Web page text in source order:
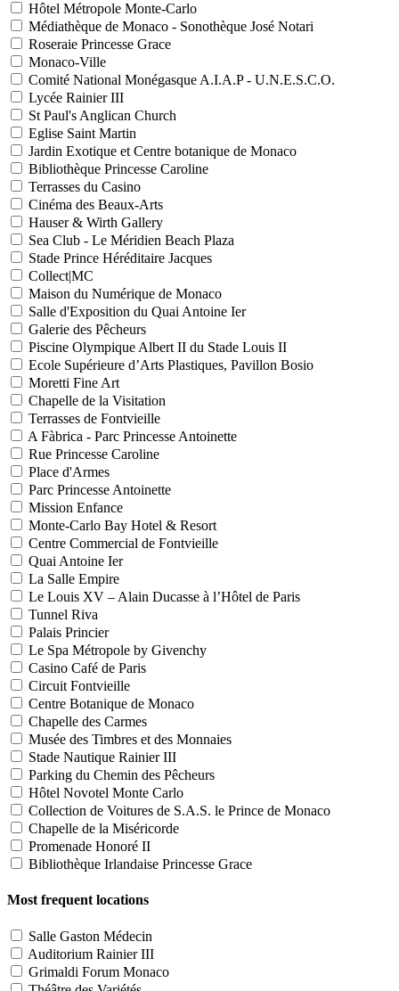
Hôtel Métropole Monte-Carlo
Médiathèque de Monaco - Sonothèque José Notari
Roseraie Princesse Grace
Monaco-Ville
Comité National Monégasque A.I.A.P - U.N.E.S.C.O.
Lycée Rainier III
St Paul's Anglican Church
Eglise Saint Martin
Jardin Exotique et Centre botanique de Monaco
Bibliothèque Princesse Caroline
Terrasses du Casino
Cinéma des Beaux-Arts
Hauser & Wirth Gallery
Sea Club - Le Méridien Beach Plaza
Stade Prince Héréditaire Jacques
Collect|MC
Maison du Numérique de Monaco
Salle d'Exposition du Quai Antoine Ier
Galerie des Pêcheurs
Piscine Olympique Albert II du Stade Louis II
Ecole Supérieure d’Arts Plastiques, Pavillon Bosio
Moretti Fine Art
Chapelle de la Visitation
Terrasses de Fontvieille
A Fàbrica - Parc Princesse Antoinette
Rue Princesse Caroline
Place d'Armes
Parc Princesse Antoinette
Mission Enfance
Monte-Carlo Bay Hotel & Resort
Centre Commercial de Fontvieille
Quai Antoine Ier
La Salle Empire
Le Louis XV – Alain Ducasse à l’Hôtel de Paris
Tunnel Riva
Palais Princier
Le Spa Métropole by Givenchy
Casino Café de Paris
Circuit Fontvieille
Centre Botanique de Monaco
Chapelle des Carmes
Musée des Timbres et des Monnaies
Stade Nautique Rainier III
Parking du Chemin des Pêcheurs
Hôtel Novotel Monte Carlo
Collection de Voitures de S.A.S. le Prince de Monaco
Chapelle de la Miséricorde
Promenade Honoré II
Bibliothèque Irlandaise Princesse Grace
Most frequent locations
Salle Gaston Médecin
Auditorium Rainier III
Grimaldi Forum Monaco